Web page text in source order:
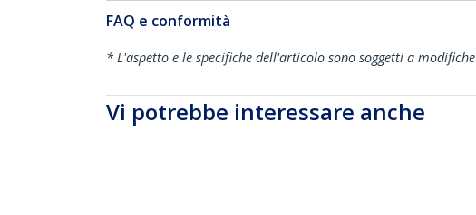
FAQ e conformità
* L'aspetto e le specifiche dell'articolo sono soggetti a modifiche
Vi potrebbe interessare anche